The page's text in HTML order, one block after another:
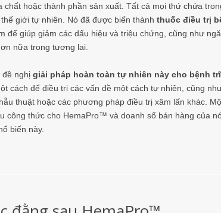
chất hoặc thành phần sản xuất. Tất cả mọi thứ chứa
giới tự nhiên. Nó đã được biến thành thuốc điều trị
để giúp giảm các dấu hiệu và triệu chứng, cũng như
nữa trong tương lai.
đề nghị giải pháp hoàn toàn tự nhiên này cho bệnh trĩ
cách để điều trị các vấn đề một cách tự nhiên, cũng
thuật hoặc các phương pháp điều trị xâm lấn khác.
công thức cho HemaPro™ và doanh số bán hàng của
biến này.